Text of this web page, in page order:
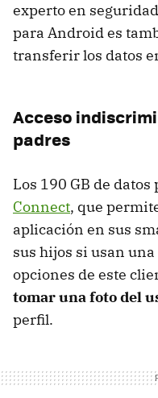
experto en
para Android es
transferir los datos
Acceso
padres
Los 190 GB de
Connect, que
aplicación en sus
sus hijos si usan
opciones de este
tomar una foto del
perfil.